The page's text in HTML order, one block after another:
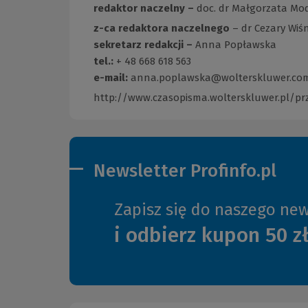
redaktor naczelny – doc. dr Małgorzata
z-ca redaktora naczelnego – dr Cezary
sekretarz redakcji – Anna Popławska
tel.: + 48 668 618 563
e-mail:
http://www.czasopisma.wolterskluwer.pl/
Newsletter Profinfo.pl
Zapisz się do naszego
i odbierz kupon 50